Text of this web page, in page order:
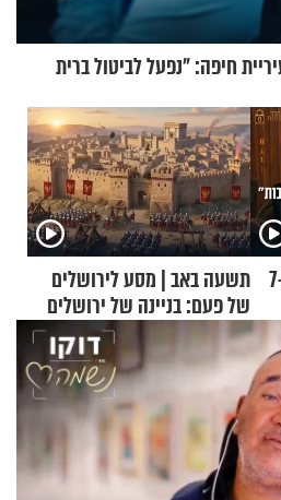
חיפה: ״נפעל לביטול ברית
קוד פתוח | דניאל ברגר: "ה-7 תשעה באב | מסע לירושלים
של פעם: בניינה של ירושלים